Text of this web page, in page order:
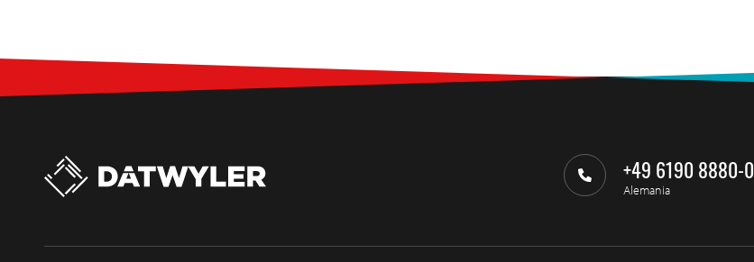
+49 6190 8880-0
Alemania